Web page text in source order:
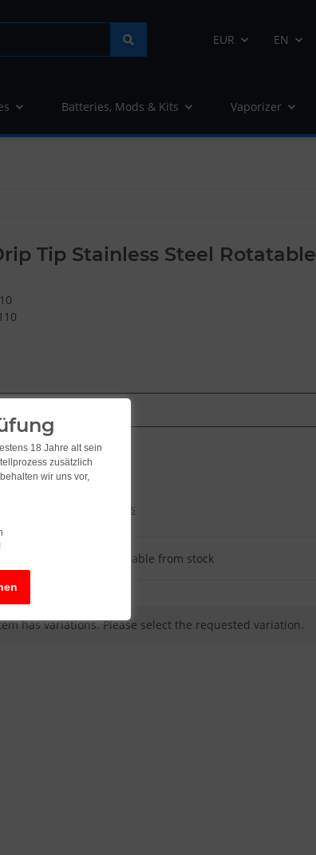
EUR EN
Batteries, Mods & Kits Vaporizer
Tip Stainless Steel Rotatable
shipping costs
status: Immediately available from stock
has variations. Please select the requested variation.
18 Jahre alt sein
zusätzlich
wir uns vor,